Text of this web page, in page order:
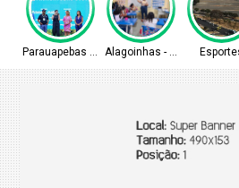
Parauapebas - PAAlagoinhas - BA